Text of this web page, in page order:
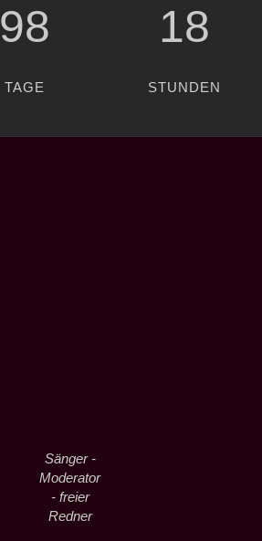
98
TAGE
18
STUNDEN
Sänger -
Moderator
- freier
Redner